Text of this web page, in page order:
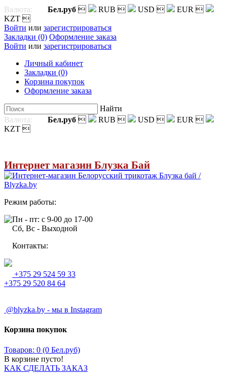
Валюта: Бел.руб  RUB  USD  EUR 
KZT 
Войти или зарегистрироваться
Закладки (0) Оформление заказа
Войти или зарегистрироваться
Личный кабинет
Закладки (0)
Корзина покупок
Оформление заказа
Найти
Валюта:
Бел.руб  RUB  USD  EUR 
KZT 
Интернет магазин Блузка Бай
Режим работы:
Пн - пт: с 9-00 до 17-00
Сб, Вс - Выходной
Контакты:
+375 29 524 59 33
+375 29 520 84 64
@blyzka.by - мы в Instagram
Корзина покупок
Товаров: 0 (0 Бел.руб)
В корзине пусто!
КАК СДЕЛАТЬ ЗАКАЗ